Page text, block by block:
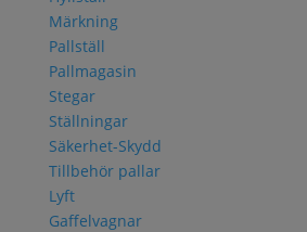
Märkning
Pallställ
Pallmagasin
Stegar
Ställningar
Säkerhet-Skydd
Tillbehör pallar
Lyft
Gaffelvagnar